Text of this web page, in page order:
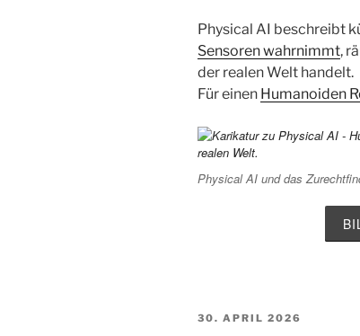
Physical AI beschreibt
Sensoren wahrnimmt,
der realen Welt handelt.
Für einen Humanoiden
Physical AI und das
VERÖFFENTLICHT
30. APRIL 2026